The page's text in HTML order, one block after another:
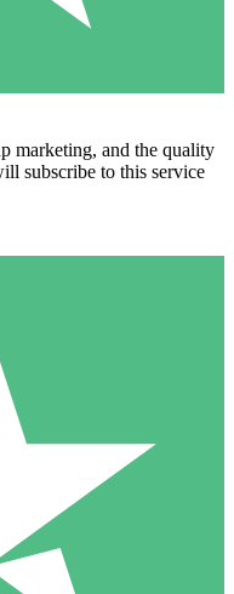
marketing, and the quality
subscribe to this service